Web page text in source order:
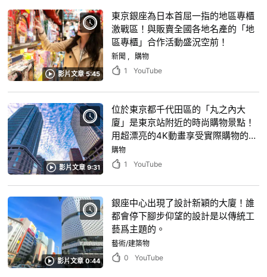
影片文章 5:45
東京銀座為日本首屈一指的地區專櫃
激戰區！與販賣全國各地名產的「地
區專櫃」合作活動盛況空前！
新聞
購物
1
YouTube
影片文章 9:31
位於東京都千代田區的「丸之內大
廈」是東京站附近的時尚購物景點！
用超漂亮的4K動畫享受實際購物的心
情！
購物
1
YouTube
影片文章 0:44
銀座中心出現了設計新穎的大廈！誰
都會停下腳步仰望的設計是以傳統工
藝爲主題的。
藝術/建築物
0
YouTube